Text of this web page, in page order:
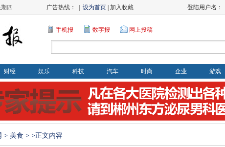
四 广告热线： | 设为首页 | 加入收藏 登陆用户名：
手机报 数字报 网上投稿
财经 娱乐 科技 汽车 时尚 企业 游戏
> 美食 > >正文内容